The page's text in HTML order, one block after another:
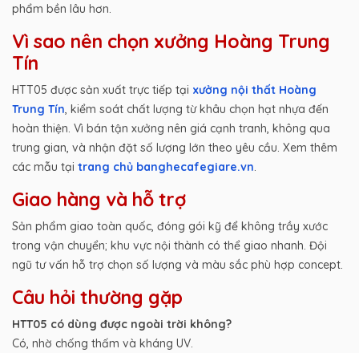
phẩm bền lâu hơn.
Vì sao nên chọn xưởng Hoàng Trung
Tín
HTT05 được sản xuất trực tiếp tại xưởng nội thất Hoàng
Trung Tín , kiểm soát chất lượng từ khâu chọn hạt nhựa đến
hoàn thiện. Vì bán tận xưởng nên giá cạnh tranh, không qua
trung gian, và nhận đặt số lượng lớn theo yêu cầu. Xem thêm
các mẫu tại trang chủ banghecafegiare.vn
Giao hàng và hỗ trợ
Sản phẩm giao toàn quốc, đóng gói kỹ để không trầy xước
trong vận chuyển; khu vực nội thành có thể giao nhanh. Đội
ngũ tư vấn hỗ trợ chọn số lượng và màu sắc phù hợp concept.
Câu hỏi thường gặp
HTT05 có dùng được ngoài trời không?
Có, nhờ chống thấm và kháng UV.